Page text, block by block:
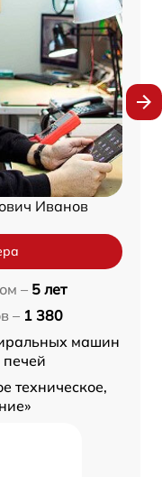
Иванов
– 5 лет
– 1 380
машин
техническое,